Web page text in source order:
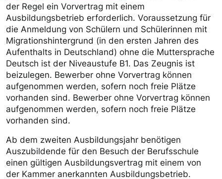
der Regel ein Vorvertrag mit einem
Ausbildungsbetrieb erforderlich. Voraussetzung für
die Anmeldung von Schülern und Schülerinnen mit
Migrationshintergrund (in den ersten Jahren des
Aufenthalts in Deutschland) ohne die Muttersprache
Deutsch ist der Niveaustufe B1. Das Zeugnis ist
beizulegen. Bewerber ohne Vorvertrag können
aufgenommen werden, sofern noch freie Plätze
vorhanden sind. Bewerber ohne Vorvertrag können
aufgenommen werden, sofern noch freie Plätze
vorhanden sind.
Ab dem zweiten Ausbildungsjahr benötigen
Auszubildende für den Besuch der Berufsschule
einen gültigen Ausbildungsvertrag mit einem von
der Kammer anerkannten Ausbildungsbetrieb.